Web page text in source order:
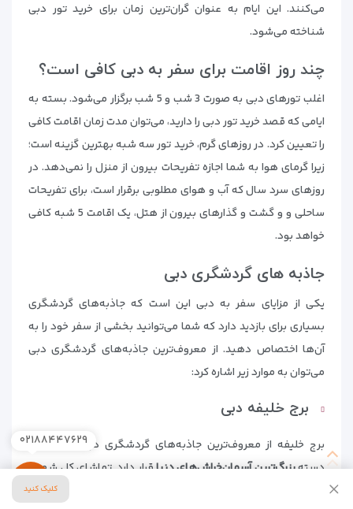
می‌کنند. این ایام به عنوان گران‌ترین زمان برای خرید تور دبی
شناخته می‌شود.
چند روز اقامت برای سفر به دبی کافی است؟
اغلب تورهای دبی به صورت 3 شب و 5 شب برگزار می‌شود. بسته به
ایامی که قصد خرید تور دبی را دارید، می‌توان مدت زمان اقامت کافی
را تعیین کرد. در روزهای گرم، خرید تور سه شبه بهترین گزینه است؛
زیرا گرمای هوا به شما اجازه تفریحات بیرون از منزل را نمی‌دهد. در
روزهای سرد سال که آب و هوای مطلوبی برقرار است، برای تفریحات
ساحلی و و گشت و گذارهای بیرون از هتل، یک اقامت 5 شبه کافی
خواهد بود.
جاذبه های گردشگری دبی
یکی از مزایای سفر به دبی این است که جاذبه‌های گردشگری
بسیاری برای بازدید دارد که شما می‌توانید بخشی از سفر خود را به
آن‌ها اختصاص دهید. از معروف‌ترین جاذبه‌های گردشگری دبی
می‌توان به موارد زیر اشاره کرد:
برج خلیفه دبی
برج خلیفه از معروف‌ترین جاذبه‌های گردشگری دبی است و در
دستهبزرگ‌ترین آسمان‌خراش‌های دنیاقرار دارد. تماشای کل شهر از
فراز این برج می‌تواند بسیار هیجان‌انگیز باشد. برای تماشای برج
کلیک کنید
۰۲۱۸۸۴۴۷۶۲۹